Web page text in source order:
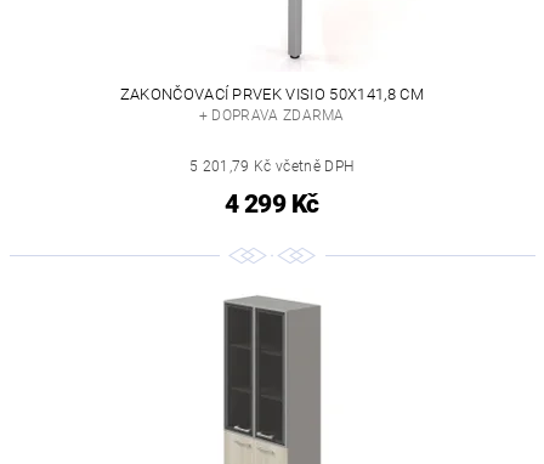
ZAKONČOVACÍ PRVEK VISIO 50X141,8 CM
+ DOPRAVA ZDARMA
5 201,79 Kč včetně DPH
4 299 Kč